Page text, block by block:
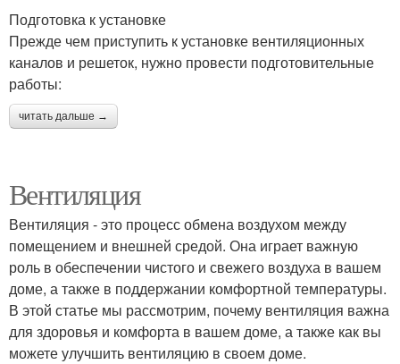
Подготовка к установке
Прежде чем приступить к установке вентиляционных
каналов и решеток, нужно провести подготовительные
работы:
читать дальше →
Вентиляция
Вентиляция - это процесс обмена воздухом между
помещением и внешней средой. Она играет важную
роль в обеспечении чистого и свежего воздуха в вашем
доме, а также в поддержании комфортной температуры.
В этой статье мы рассмотрим, почему вентиляция важна
для здоровья и комфорта в вашем доме, а также как вы
можете улучшить вентиляцию в своем доме.